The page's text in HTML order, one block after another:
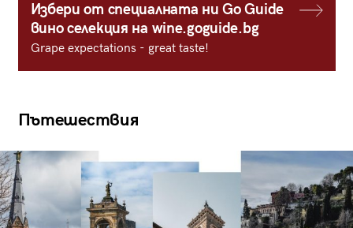
Избери от специалната ни Go Guide
вино селекция на wine.goguide.bg
Grape expectations - great taste!
Пътешествия